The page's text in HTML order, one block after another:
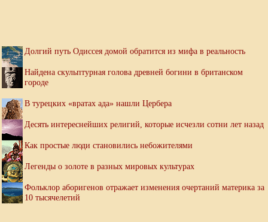
Долгий путь Одиссея домой обратится из мифа в реальность
Найдена скульптурная голова древней богини в британском
городе
В турецких «вратах ада» нашли Цербера
Десять интереснейших религий, которые исчезли сотни лет назад
Как простые люди становились небожителями
Легенды о золоте в разных мировых культурах
Фольклор аборигенов отражает изменения очертаний материка за
10 тысячелетий